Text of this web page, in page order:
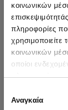
κοινωνικών
πληροφορίες
χρησιμοποιείτε
κοινωνικών
οποίοι
πληροφορίες
των υπηρεσιών
συγκατάθεσης
Αναγκαία
Sleeveless
Women's
26,30 €